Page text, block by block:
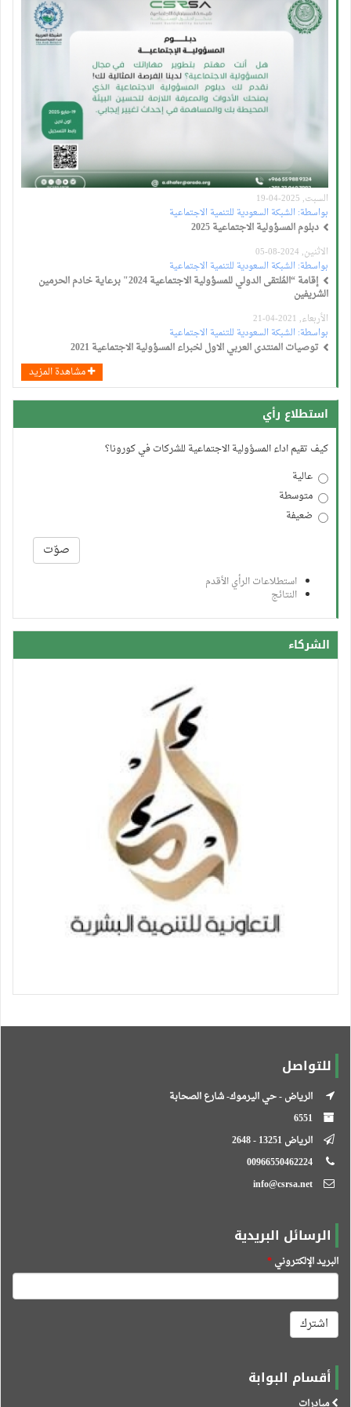
السبت, 2025-04-19
بواسطة:الشبكة السعودية للتنمية الاجتماعية
دبلوم المسؤولية الاجتماعية 2025
الاثنين, 2024-08-05
بواسطة:الشبكة السعودية للتنمية الاجتماعية
إقامة “المُلتقى الدولي للمسؤولية الاجتماعية 2024" برعاية خادم الحرمين
الشريفين
الأربعاء, 2021-04-21
بواسطة:الشبكة السعودية للتنمية الاجتماعية
توصيات المنتدى العربي الاول لخبراء المسؤولية الاجتماعية 2021
مشاهدة المزيد
استطلاع رأي
كيف تقيم اداء المسؤولية الاجتماعية للشركات في كورونا؟
عالية
متوسطة
ضعيفة
صوّت
استطلاعات الرأي الأقدم
النتائج
الشركاء
للتواصل
الرياض - حي اليرموك- شارع الصحابة
الرياض 13251 - 2648
الرسائل البريدية
البريد الإلكتروني*
اشترك
أقسام البوابة
مبادرات